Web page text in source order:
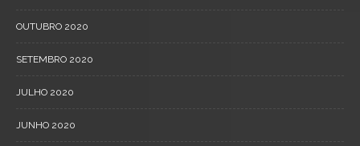
OUTUBRO 2020
SETEMBRO 2020
JULHO 2020
JUNHO 2020